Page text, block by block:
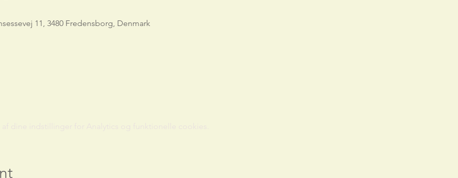
11, 3480 Fredensborg, Denmark